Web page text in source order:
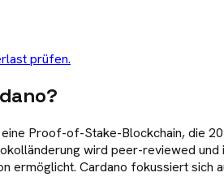
prüfen.
?
eine Proof-of-Stake-Blockchain, die
wird peer-reviewed
ermöglicht. Cardano fokussiert sich